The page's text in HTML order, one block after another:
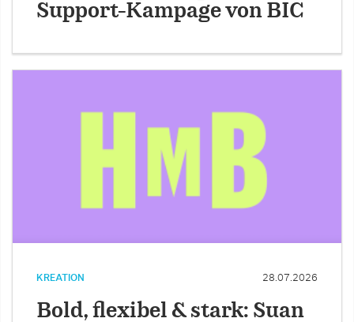
Support-Kampage von BIC
KREATION 28.07.2026
Bold, flexibel & stark: Suan